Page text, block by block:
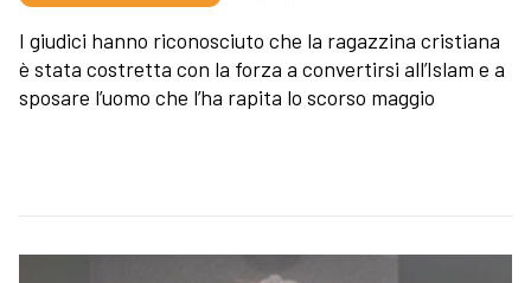
I giudici hanno riconosciuto che la ragazzina cristiana
è stata costretta con la forza a convertirsi all’Islam e a
sposare l’uomo che l’ha rapita lo scorso maggio